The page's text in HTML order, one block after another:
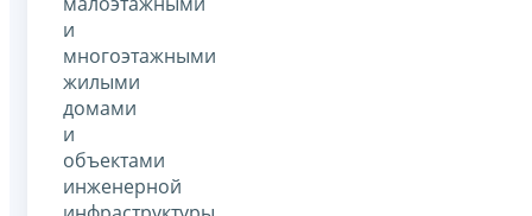
и
многоэтажными
жилыми
домами
и
объектами
инженерной